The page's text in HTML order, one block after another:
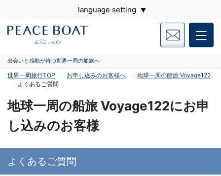
language setting
出会いと感動が待つ世界一周の船旅へ
世界一周旅行TOP お申し込みのお客様へ
地球一周の船旅 Voyage122
よくあるご質問
地球一周の船旅 Voyage122にお申
し込みのお客様
よくあるご質問